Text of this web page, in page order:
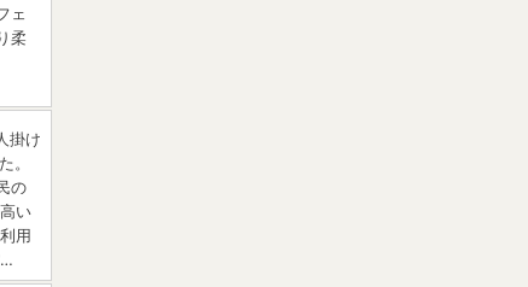
ェ
柔
掛け
。
の
い
用
…